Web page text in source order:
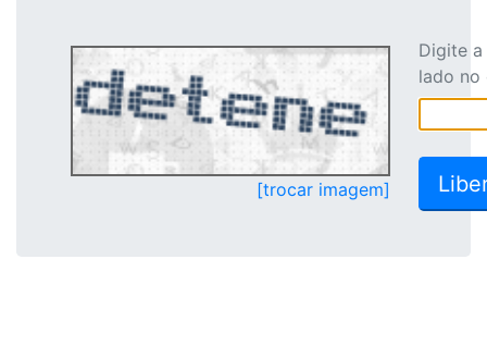
[trocar imagem]
Digite
lado no